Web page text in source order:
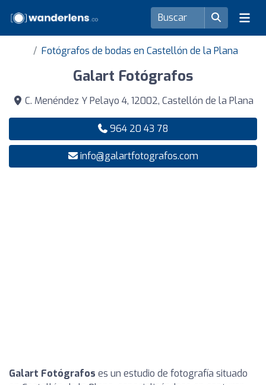
Fotógrafos de bodas en Castellón de la Plana
Galart Fotógrafos
C. Menéndez Y Pelayo 4, 12002, Castellón de la Plana
964 20 43 78
info@galartfotografos.com
Galart Fotógrafos es un estudio de fotografía situado